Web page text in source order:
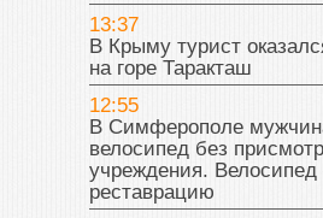
13:37
В Крыму турист
на горе Таракташ
12:55
В Симферополе
велосипед без
учреждения.
реставрацию